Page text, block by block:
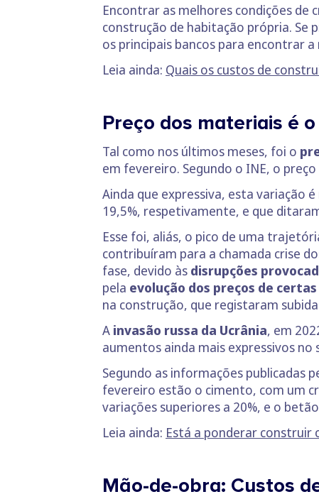
Encontrar as melhores condições de
construção de habitação própria. Se
os principais bancos para encontrar
Leia ainda: Quais os custos de
Preço dos materiais é
Tal como nos últimos meses, foi o
em fevereiro. Segundo o INE, o
Ainda que expressiva, esta variação é
19,5%, respetivamente, e que
Esse foi, aliás, o pico de uma
contribuíram para a chamada crise
fase, devido às disrupções
pela evolução dos preços de
na construção, que registaram
A invasão russa da Ucrânia, em
aumentos ainda mais expressivos
Segundo as informações publicadas
fevereiro estão o cimento, com um
variações superiores a 20%, e o
Leia ainda: Está a ponderar construir
Mão-de-obra: Custos